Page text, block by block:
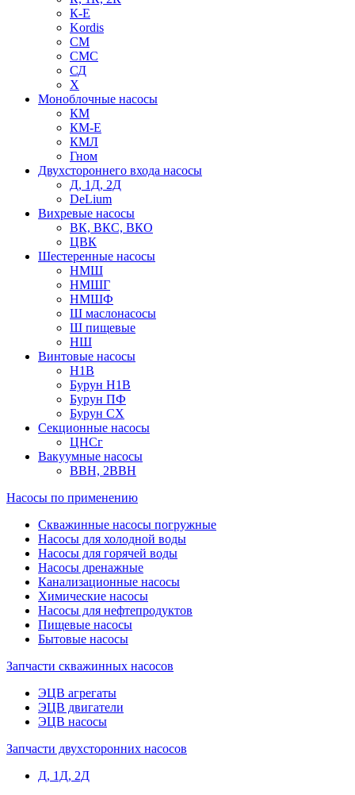
К-Е
Kordis
СМ
СМС
СД
Х
Моноблочные насосы
КМ
КМ-Е
КМЛ
Гном
Двухстороннего входа насосы
Д, 1Д, 2Д
DeLium
Вихревые насосы
ВК, ВКС, ВКО
ЦВК
Шестеренные насосы
НМШ
НМШГ
НМШФ
Ш маслонасосы
Ш пищевые
НШ
Винтовые насосы
Н1В
Бурун Н1В
Бурун ПФ
Бурун СХ
Секционные насосы
ЦНСг
Вакуумные насосы
ВВН, 2ВВН
Насосы по применению
Скважинные насосы погружные
Насосы для холодной воды
Насосы для горячей воды
Насосы дренажные
Канализационные насосы
Химические насосы
Насосы для нефтепродуктов
Пищевые насосы
Бытовые насосы
Запчасти скважинных насосов
ЭЦВ агрегаты
ЭЦВ двигатели
ЭЦВ насосы
Запчасти двухсторонних насосов
Д, 1Д, 2Д